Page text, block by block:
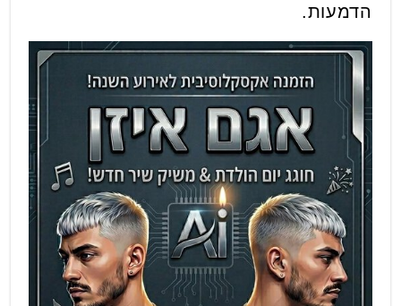
הדמעות.